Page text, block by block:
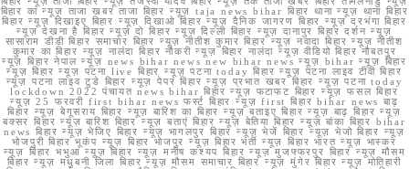
बिहार का न्यूज़ ताजा खबर ताजा बिहार न्यूज़ taja news bihar बिहार थाना न्यूज़ थाना बिहार
बिहार न्यूज़ दिखाइए बिहार न्यूज़ दिखाओ बिहार न्यूज़ दैनिक जागरण बिहार न्यूज़ दरभंगा बिहार
न्यूज़ देखना है बिहार न्यूज़ दो बिहार न्यूज़ दिल्ली बिहार न्यूज़ दानापुर बिहार दर्शन न्यूज़
सासाराम डीडी बिहार समाचार बिहार न्यूज़ नीतीश कुमार बिहार न्यूज़ नवादा बिहार न्यूज़ नीतीश
कुमार का बिहार न्यूज़ नालंदा बिहार नौकरी न्यूज़ बिहार नालंदा न्यूज़ वीडियो बिहार नौबतपुर
न्यूज़ बिहार नेपाल न्यूज़ news bihar news new bihar news न्यूज़ bihar न्यूज़ बिहार
न्यूज़ बिहार न्यूज़ पटना live बिहार न्यूज़ पटना today बिहार न्यूज़ पटना लाइव टीवी बिहार
न्यूज़ पटना लाइव टुडे बिहार न्यूज़ पेपर बिहार न्यूज़ प्रभात खबर बिहार न्यूज़ पटना today
lockdown 2022 पंचायत news bihar बिहार न्यूज़ फटाफट बिहार न्यूज़ फसल बिहार
न्यूज़ 25 फरवरी first bihar news फर्स्ट बिहार न्यूज़ first बिहार bihar news बाढ़
बिहार न्यूज़ बेगूसराय बिहार न्यूज़ बारिश का बिहार न्यूज़ बताइए बिहार न्यूज़ बाढ़ बिहार न्यूज़
बक्सर बिहार न्यूज़ बारिश बिहार न्यूज़ बताएं बिहार न्यूज़ बेतिया बिहार न्यूज़ बांका बिहार bihar
news बिहार न्यूज़ भेजिए बिहार न्यूज़ भागलपुर बिहार न्यूज़ भेजें बिहार न्यूज़ भेजो बिहार न्यूज़
भोजपुरी बिहार भूकंप न्यूज़ बिहार भोजपुर न्यूज़ बिहार भर्ती न्यूज़ बिहार भारत न्यूज़ भास्कर
न्यूज़ बिहार भभुआ न्यूज़ बिहार न्यूज़ मनीष कश्यप बिहार न्यूज़ मुजफ्फरपुर बिहार न्यूज़ मौसम
बिहार न्यूज़ मधुबनी जिला बिहार न्यूज़ मौसम समाचार बिहार न्यूज़ मुंगेर बिहार न्यूज़ मोतिहारी